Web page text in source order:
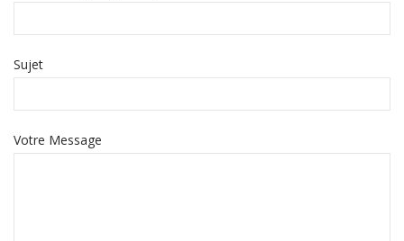
Sujet
Votre Message